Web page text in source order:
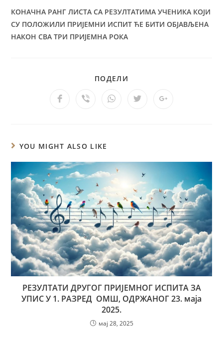
КОНАЧНА РАНГ ЛИСТА СА РЕЗУЛТАТИМА УЧЕНИКА КОЈИ
СУ ПОЛОЖИЛИ ПРИЈЕМНИ ИСПИТ ЋЕ БИТИ ОБЈАВЉЕНА
НАКОН СВА ТРИ ПРИЈЕМНА РОКА
ПОДЕЛИ
YOU MIGHT ALSO LIKE
РЕЗУЛТАТИ ДРУГОГ ПРИЈЕМНОГ ИСПИТА ЗА
УПИС У 1. РАЗРЕД ОМШ, ОДРЖАНОГ 23. маја
2025.
мај 28, 2025